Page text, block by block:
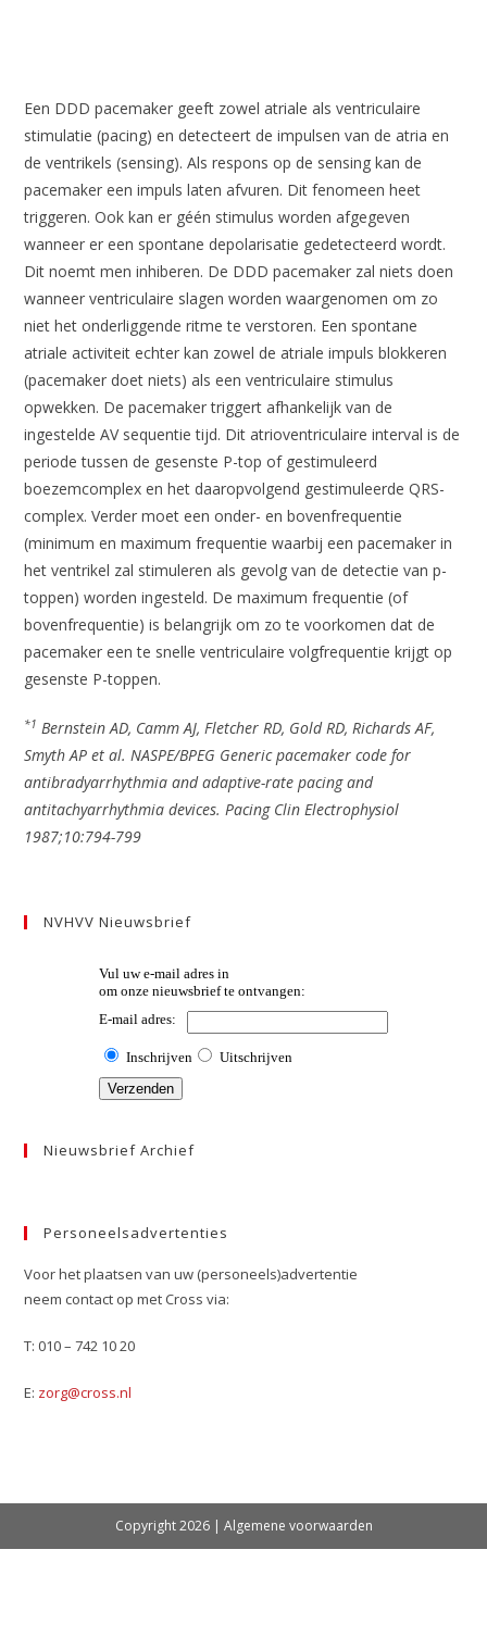
Een DDD pacemaker geeft zowel atriale als ventriculaire
stimulatie (pacing) en detecteert de impulsen van de atria en
de ventrikels (sensing). Als respons op de sensing kan de
pacemaker een impuls laten afvuren. Dit fenomeen heet
triggeren. Ook kan er géén stimulus worden afgegeven
wanneer er een spontane depolarisatie gedetecteerd wordt.
Dit noemt men inhiberen. De DDD pacemaker zal niets doen
wanneer ventriculaire slagen worden waargenomen om zo
niet het onderliggende ritme te verstoren. Een spontane
atriale activiteit echter kan zowel de atriale impuls blokkeren
(pacemaker doet niets) als een ventriculaire stimulus
opwekken. De pacemaker triggert afhankelijk van de
ingestelde AV sequentie tijd. Dit atrioventriculaire interval is de
periode tussen de gesenste P-top of gestimuleerd
boezemcomplex en het daaropvolgend gestimuleerde QRS-
complex. Verder moet een onder- en bovenfrequentie
(minimum en maximum frequentie waarbij een pacemaker in
het ventrikel zal stimuleren als gevolg van de detectie van p-
toppen) worden ingesteld. De maximum frequentie (of
bovenfrequentie) is belangrijk om zo te voorkomen dat de
pacemaker een te snelle ventriculaire volgfrequentie krijgt op
gesenste P-toppen.
*1 Bernstein AD, Camm AJ, Fletcher RD, Gold RD, Richards AF,
Smyth AP et al. NASPE/BPEG Generic pacemaker code for
antibradyarrhythmia and adaptive-rate pacing and
antitachyarrhythmia devices. Pacing Clin Electrophysiol
1987;10:794-799
NVHVV Nieuwsbrief
Nieuwsbrief Archief
Personeelsadvertenties
Voor het plaatsen van uw (personeels)advertentie
neem contact op met Cross via:
T: 010 – 742 10 20
E: zorg@cross.nl
Copyright 2026 | Algemene voorwaarden